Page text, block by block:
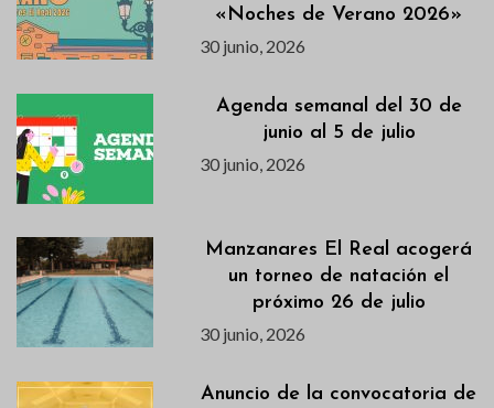
«Noches de Verano 2026»
30 junio, 2026
Agenda semanal del 30 de
junio al 5 de julio
30 junio, 2026
Manzanares El Real acogerá
un torneo de natación el
próximo 26 de julio
30 junio, 2026
Anuncio de la convocatoria de